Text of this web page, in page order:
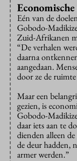
Eén van de
Gobodo-
Zuid-Afrikanen
“De verhalen
daarna
aangedaan.
door ze de
Maar een
gezien,is
Gobodo-
daar iets aan te
dienden alleen
de deur hadden,
armer werden.”